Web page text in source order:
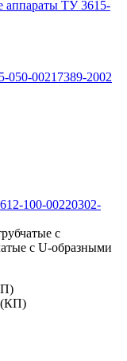
аппараты ТУ 3615-
050-00217389-2002
100-00220302-
с
с U-образными